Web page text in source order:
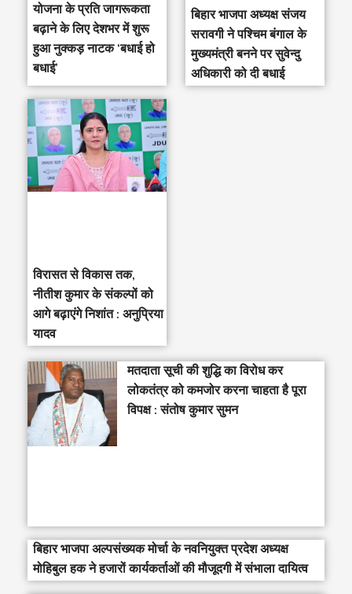
योजना के प्रति जागरूकता
बढ़ाने के लिए देशभर में शुरू
हुआ नुक्कड़ नाटक ‘बधाई हो
बधाई’
‎बिहार भाजपा अध्यक्ष संजय
सरावगी ने पश्चिम बंगाल के
मुख्यमंत्री बनने पर सुवेन्दु
अधिकारी को दी बधाई
विरासत से विकास तक,
नीतीश कुमार के संकल्पों को
आगे बढ़ाएंगे निशांत : अनुप्रिया
यादव
मतदाता सूची की शुद्धि का विरोध कर
लोकतंत्र को कमजोर करना चाहता है पूरा
विपक्ष : संतोष कुमार सुमन
बिहार भाजपा अल्पसंख्यक मोर्चा के नवनियुक्त प्रदेश अध्यक्ष
मोहिबुल हक ने हजारों कार्यकर्ताओं की मौजूदगी में संभाला दायित्व